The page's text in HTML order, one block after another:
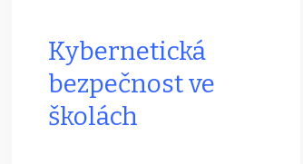
Kybernetická
bezpečnost ve
školách